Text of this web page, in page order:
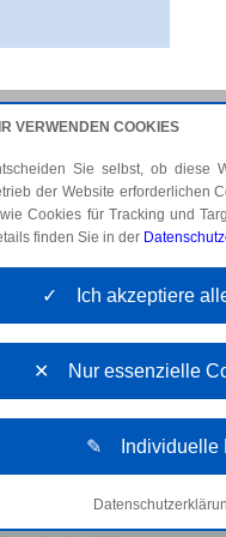
VERWENDEN COOKIES
Sie selbst, ob diese
der Website erforderlichen
Cookies für Tracking und
finden Sie in der
✓ Ich akzeptiere
✕ Nur essenzielle
✎ Individuelle
Notwendige Cookies